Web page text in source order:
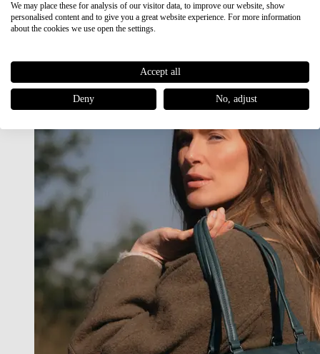
Japan RE lite
Sale
We may place these for analysis of our visitor data, to improve our website, show
personalised content and to give you a great website experience. For more information
about the cookies we use open the settings.
Accept all
Deny No, adjust